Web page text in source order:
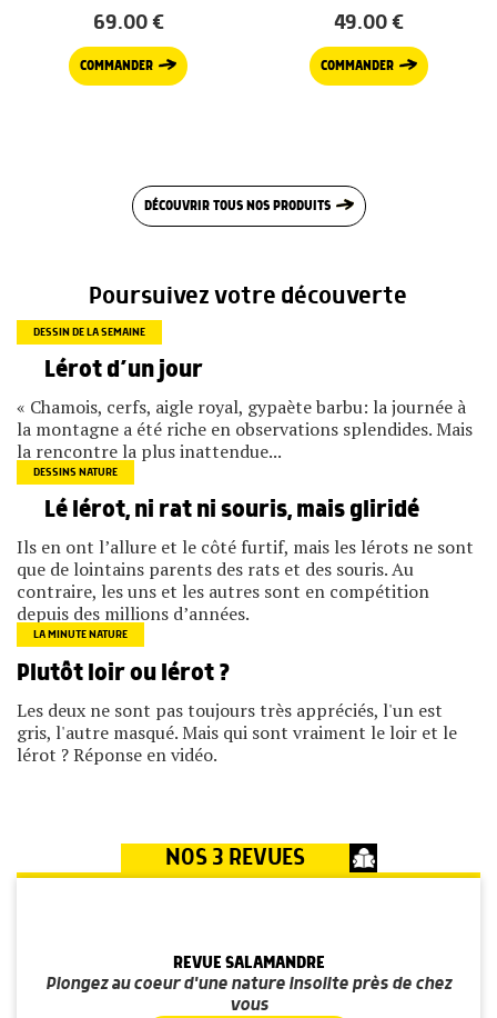
69.00€
COMMANDER
49.00€
COMMANDER
DÉCOUVRIR TOUS NOS PRODUITS
Poursuivez votre découverte
DESSIN DE LA SEMAINE
Lérot d’un jour
« Chamois, cerfs, aigle royal, gypaète barbu: la journée à
la montagne a été riche en observations splendides. Mais
la rencontre la plus inattendue...
DESSINS NATURE
Lé lérot, ni rat ni souris, mais gliridé
Ils en ont l’allure et le côté furtif, mais les lérots ne sont
que de lointains parents des rats et des souris. Au
contraire, les uns et les autres sont en compétition
depuis des millions d’années.
LA MINUTE NATURE
Plutôt loir ou lérot ?
Les deux ne sont pas toujours très appréciés, l'un est
gris, l'autre masqué. Mais qui sont vraiment le loir et le
lérot ? Réponse en vidéo.
NOS 3 REVUES
REVUE SALAMANDRE
Plongez au coeur d'une nature insolite près de chez
vous